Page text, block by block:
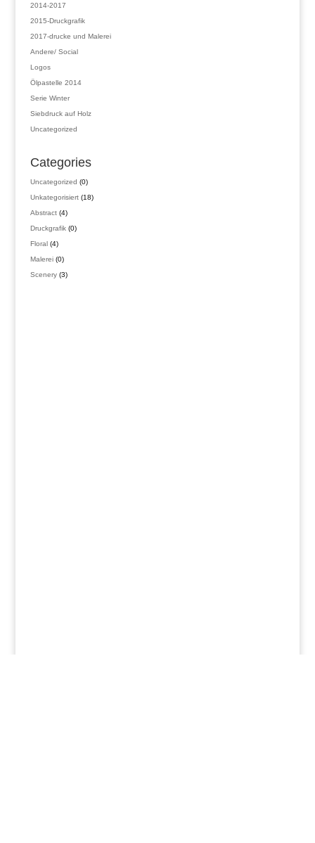
2014-2017
2015-Druckgrafik
2017-drucke und Malerei
Andere/ Social
Logos
Ölpastelle 2014
Serie Winter
Siebdruck auf Holz
Uncategorized
Categories
Uncategorized 00
Unkategorisiert 1818
Abstract 44
Druckgrafik 00
Floral 44
Malerei 00
Scenery 33